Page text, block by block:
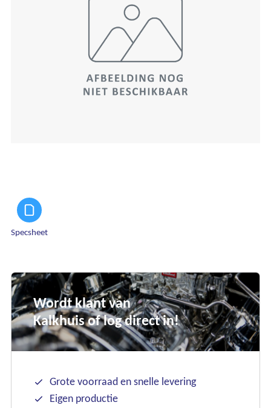
Specsheet
Wordt klant van
Kalkhuis of log direct in!
Grote voorraad en snelle levering
Eigen productie